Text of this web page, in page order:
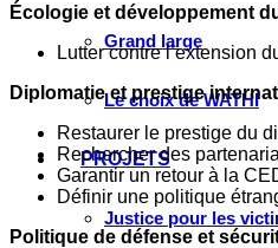
Grand large
Le choix de WATHI
PROJETS
Justice pour les
Écologie et développement
Lutter contre l’extension
Diplomatie et prestige
Restaurer le prestige du
Rechercher des
Garantir un retour à la
Définir une politique
Politique de défense et